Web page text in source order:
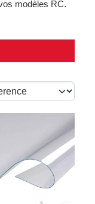
modèles RC.